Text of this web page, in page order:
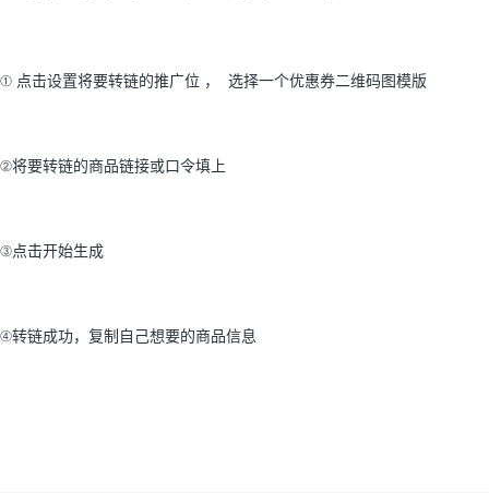
① 点击设置将要转链的推广位 ， 选择一个优惠券二维码图模版
②将要转链的商品链接或口令填上
③点击开始生成
④转链成功，复制自己想要的商品信息